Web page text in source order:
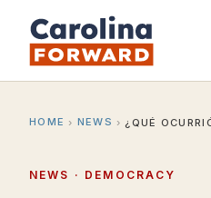
HOME › NEWS › ¿QUÉ
NEWS · DEMOCRACY